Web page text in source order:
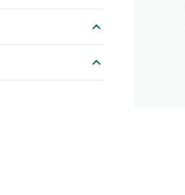
20 m²